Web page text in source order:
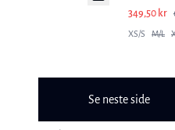
349,50 kr
XS/S M/L
Se neste side